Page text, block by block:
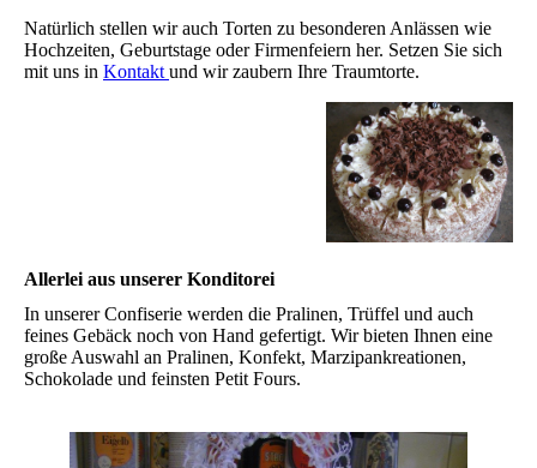
Natürlich stellen wir auch Torten zu besonderen Anlässen wie
Hochzeiten, Geburtstage oder Firmenfeiern her. Setzen Sie sich
mit uns in Kontakt und wir zaubern Ihre Traumtorte.
Allerlei aus unserer Konditorei
In unserer Confiserie werden die Pralinen, Trüffel und auch
feines Gebäck noch von Hand gefertigt. Wir bieten Ihnen eine
große Auswahl an Pralinen, Konfekt, Marzipankreationen,
Schokolade und feinsten Petit Fours.